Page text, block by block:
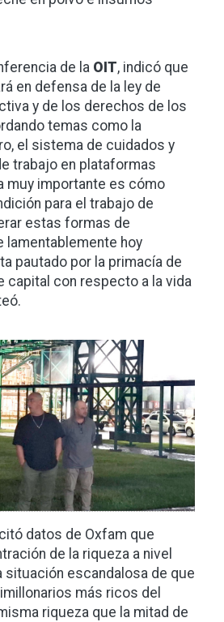
de la OIT, indicó que
en defensa de la ley de
y de los derechos de los
temas como la
el sistema de cuidados y
trabajo en plataformas
muy importante es cómo
para el trabajo de
estas formas de
lamentablemente hoy
pautado por la primacía de
capital con respecto a la vida
datos de Oxfam que
de la riqueza a nivel
situación escandalosa de que
más ricos del
riqueza que la mitad de